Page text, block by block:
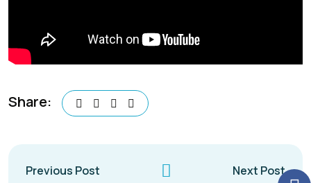
Share:
Previous Post Next Post